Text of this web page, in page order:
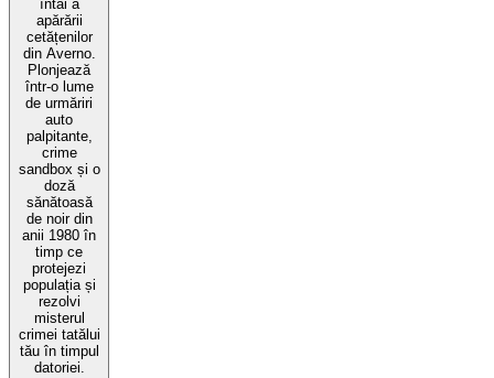
întâi a
apărării
cetățenilor
din Averno.
Plonjează
într-o lume
de urmăriri
auto
palpitante,
crime
sandbox și o
doză
sănătoasă
de noir din
anii 1980 în
timp ce
protejezi
populația și
rezolvi
misterul
crimei tatălui
tău în timpul
datoriei.